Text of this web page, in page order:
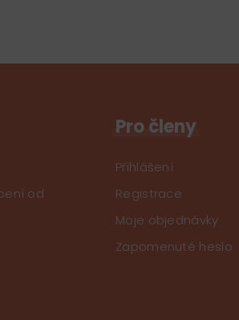
od
Pro členy
Přihlášení
Registrace
Moje objednávky
Zapomenuté heslo